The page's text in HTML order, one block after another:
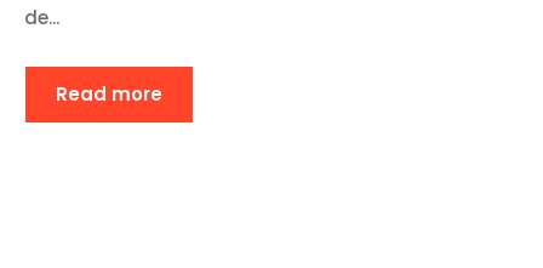
de...
Read more